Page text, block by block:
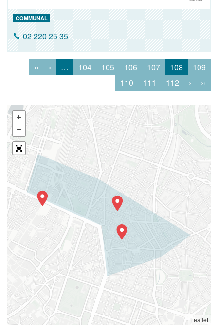
COMMUNAL
02 220 25 35
‹‹ ‹ … 104 105 106 107 108
109
110
111 112 › ››
Leaflet